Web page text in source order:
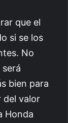
que el
si se los
No
bien para
del valor
Honda